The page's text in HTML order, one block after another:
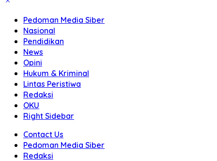
Pedoman Media Siber
Nasional
Pendidikan
News
Opini
Hukum & Kriminal
Lintas Peristiwa
Redaksi
OKU
Right Sidebar
Contact Us
Pedoman Media Siber
Redaksi